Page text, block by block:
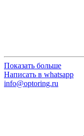
Показать больше
Написать в whatsapp
info@optoring.ru